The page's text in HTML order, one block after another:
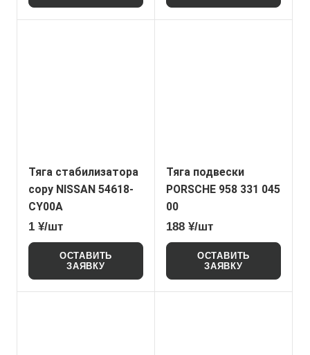
Тяга стабилизатора
copy NISSAN 54618-
CY00A
1 ¥/шт
ОСТАВИТЬ
ЗАЯВКУ
Тяга подвески
PORSCHE 958 331 045
00
188 ¥/шт
ОСТАВИТЬ
ЗАЯВКУ